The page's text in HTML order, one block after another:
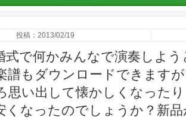
投稿：2013/02/19
式で何かみんなで演奏しよ
譜もダウンロードできます
思い出して懐かしくなった
くなったのでしょうか？新